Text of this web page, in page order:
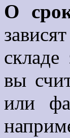
О
вы
или